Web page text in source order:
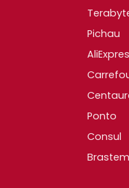
Pichau
Ponto
Consul